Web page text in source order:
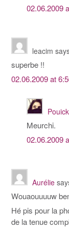
02.06.2009
leacim
superbe !!
02.06.2009 at
Pouick
Meurchi.
02.06.2009
Aurélie
Wouaouuuuw
Hé pis pour la
de la tenue